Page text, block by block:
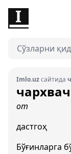
Imlo.uzсайтида
от
дастгоҳ
Бўғинларга